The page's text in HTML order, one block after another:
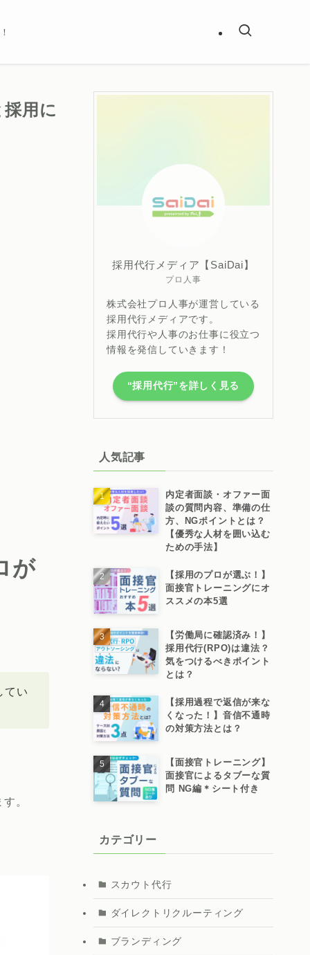
用に
が
てい
。
採用代行メディア【SaiDai】
プロ人事
株式会社プロ人事が運営している
採用代行メディアです。
採用代行や人事のお仕事に役立つ
情報を発信していきます！
“採用代行”を詳しく見る
人気記事
内定者面談・オファー面
談の質問内容、準備の仕
方、NGポイントとは？
【優秀な人材を囲い込む
ための手法】
【採用のプロが選ぶ！】
面接官トレーニングにオ
ススメの本5選
【労働局に確認済み！】
採用代行(RPO)は違法？
気をつけるべきポイント
とは？
【採用過程で返信が来な
くなった！】音信不通時
の対策方法とは？
【面接官トレーニング】
面接官によるタブーな質
問 NG編＊シート付き
カテゴリー
スカウト代行
ダイレクトリクルーティング
ブランディング